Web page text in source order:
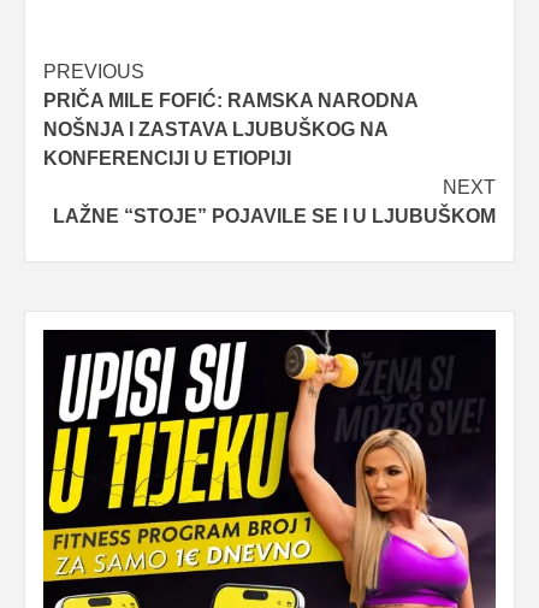
Post
navigation
PREVIOUS
PRIČA MILE FOFIĆ: RAMSKA NARODNA
NOŠNJA I ZASTAVA LJUBUŠKOG NA
KONFERENCIJI U ETIOPIJI
NEXT
LAŽNE “STOJE” POJAVILE SE I U LJUBUŠKOM